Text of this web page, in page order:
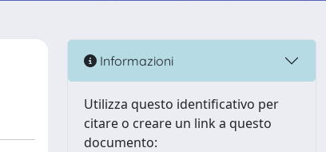
Informazioni
Utilizza questo identificativo per
citare o creare un link a questo
documento: